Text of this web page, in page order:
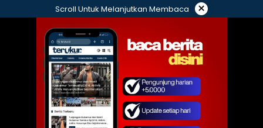
ke
Scroll Untuk Melanjutkan Membaca ×